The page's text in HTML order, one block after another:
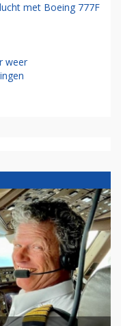
met Boeing 777F
weer